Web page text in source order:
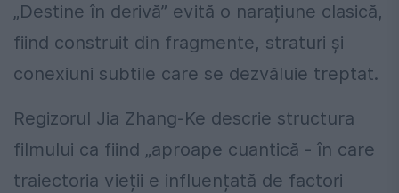
„Destine în derivă” evită o narațiune clasică,
fiind construit din fragmente, straturi și
conexiuni subtile care se dezvăluie treptat.
Regizorul Jia Zhang-Ke descrie structura
filmului ca fiind „aproape cuantică - în care
traiectoria vieții e influențată de factori